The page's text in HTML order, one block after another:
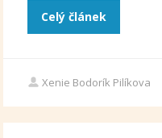
Celý článek
Xenie Bodorík Pilíkova